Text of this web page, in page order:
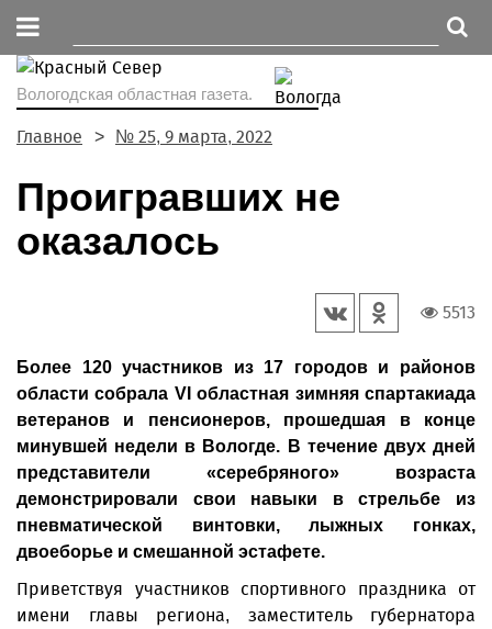
Вологодская областная газета.
Главное № 25, 9 марта, 2022
Проигравших не
оказалось
5513
Более 120 участников из 17 городов и районов
области собрала VI областная зимняя спартакиада
ветеранов и пенсионеров, прошедшая в конце
минувшей недели в Вологде. В течение двух дней
представители «серебряного» возраста
демонстрировали свои навыки в стрельбе из
пневматической винтовки, лыжных гонках,
двоеборье и смешанной эстафете.
Приветствуя участников спортивного праздника от
имени главы региона, заместитель губернатора